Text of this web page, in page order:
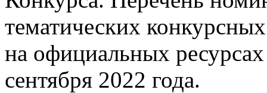
тематических
на официальных
сентября 2022 года.